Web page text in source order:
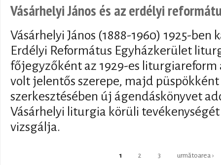
Vásárhelyi János és az erdélyi
Vásárhelyi János (1888-1960) 1925-ben
Erdélyi Református Egyházkerület
főjegyzőként az 1929-es
volt jelentős szerepe, majd püspökként
szerkesztésében új ágendáskönyvet
Vásárhelyi liturgia körüli
vizsgálja.
1 2 3 următoarea ›